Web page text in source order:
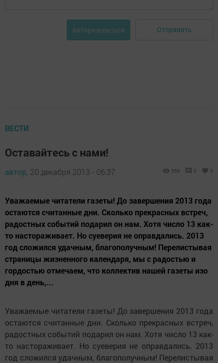
Авторизоваться Отправить
ВЕСТИ
Оставайтесь с нами!
автор, 20 декабря 2013 - 06:37 559 0 0
Уважаемые читатели газеты! До завершения 2013 года
остаются считанные дни. Сколько прекрасных встреч,
радостных событий подарил он нам. Хотя число 13 как-
то настораживает. Но суеверия не оправдались. 2013
год сложился удачным, благополучным! Перелистывая
страницы жизненного календаря, мы с радостью и
гордостью отмечаем, что коллектив нашей газеты изо
дня в день,...
Уважаемые читатели газеты! До завершения 2013 года
остаются считанные дни. Сколько прекрасных встреч,
радостных событий подарил он нам. Хотя число 13 как-
то настораживает. Но суеверия не оправдались. 2013
год сложился удачным, благополучным! Перелистывая